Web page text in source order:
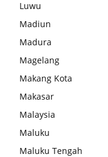
Luwu
Madiun
Madura
Magelang
Makang Kota
Makasar
Malaysia
Maluku
Maluku Tengah